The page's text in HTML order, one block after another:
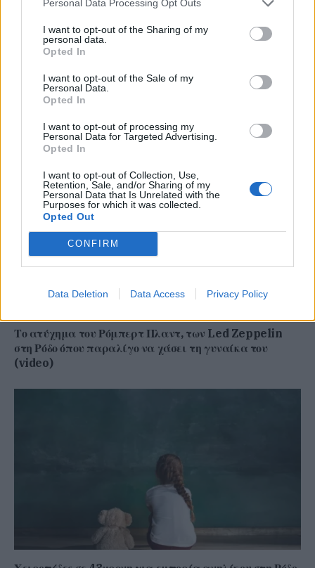
Personal Data Processing Opt Outs
I want to opt-out of the Sharing of my
personal data.
Opted In
I want to opt-out of the Sale of my
Personal Data.
Opted In
I want to opt-out of processing my
Personal Data for Targeted Advertising.
Opted In
I want to opt-out of Collection, Use,
Retention, Sale, and/or Sharing of my
Personal Data that Is Unrelated with the
Purposes for which it was collected.
Opted Out
CONFIRM
Data Deletion Data Access Privacy Policy
νόμου για την επιστολική ψήφο αλλά τον ορισμό της
νέας Κυβέρνησης, της Κυβέρνησης του Ιουνίου.
ΣΥΝΕΧΊΣΤΕ ΝΑ ΔΙΑΒΆΖΕΤΕ
Το ατύχημα του Ρόμπερτ Πλαντ, των Led Zeppelin
στη Ρόδο όπου παραλίγο να χάσει τη γυναίκα του
(video)